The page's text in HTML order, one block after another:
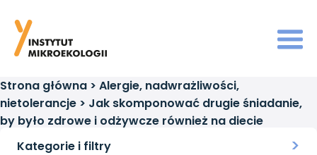
Strona główna > Alergie, nadwrażliwości,
nietolerancje > Jak skomponować drugie śniadanie,
by było zdrowe i odżywcze również na diecie
eliminacyjnej?
Kategorie i filtry